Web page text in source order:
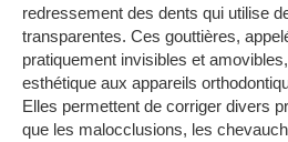
redressement des dents qui utilise
transparentes. Ces gouttières,
pratiquement invisibles et
esthétique aux appareils
Elles permettent de corriger divers
que les malocclusions, les